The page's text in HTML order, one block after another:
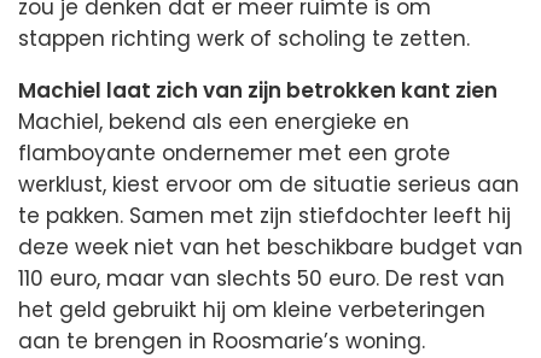
zou je denken dat er meer ruimte is om
stappen richting werk of scholing te zetten.
Machiel laat zich van zijn betrokken kant zien
Machiel, bekend als een energieke en
flamboyante ondernemer met een grote
werklust, kiest ervoor om de situatie serieus aan
te pakken. Samen met zijn stiefdochter leeft hij
deze week niet van het beschikbare budget van
110 euro, maar van slechts 50 euro. De rest van
het geld gebruikt hij om kleine verbeteringen
aan te brengen in Roosmarie’s woning.